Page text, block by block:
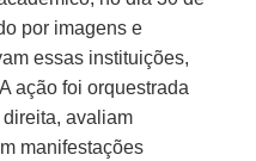
por imagens e
essas instituições,
ação foi orquestrada
avaliam
manifestações